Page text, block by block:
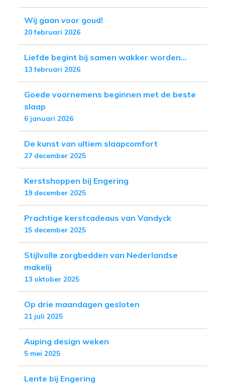
Wij gaan voor goud!
20 februari 2026
Liefde begint bij samen wakker worden...
13 februari 2026
Goede voornemens beginnen met de beste
slaap
6 januari 2026
De kunst van ultiem slaapcomfort
27 december 2025
Kerstshoppen bij Engering
19 december 2025
Prachtige kerstcadeaus van Vandyck
15 december 2025
Stijlvolle zorgbedden van Nederlandse
makelij
13 oktober 2025
Op drie maandagen gesloten
21 juli 2025
Auping design weken
5 mei 2025
Lente bij Engering